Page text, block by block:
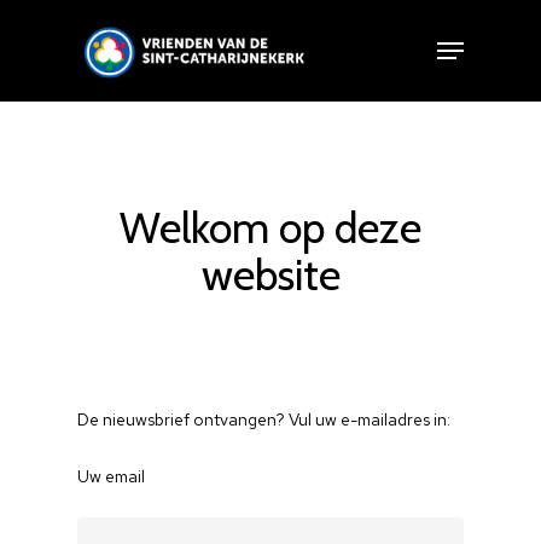
Welkom op deze
website
De nieuwsbrief ontvangen? Vul uw e-mailadres in:
Uw email